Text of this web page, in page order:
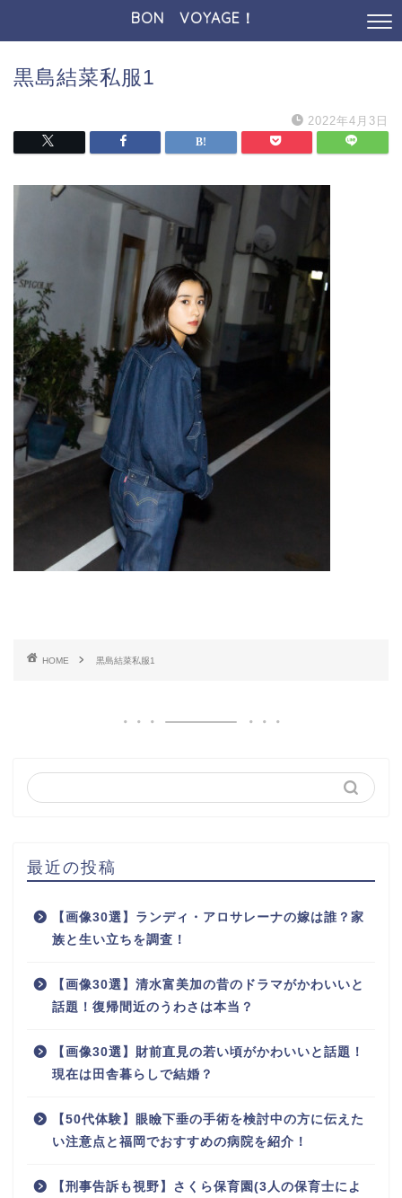
BON VOYAGE！
黒島結菜私服1
2022年4月3日
HOME 黒島結菜私服1
最近の投稿
【画像30選】ランディ・アロサレーナの嫁は誰？家
族と生い立ちを調査！
【画像30選】清水富美加の昔のドラマがかわいいと
話題！復帰間近のうわさは本当？
【画像30選】財前直見の若い頃がかわいいと話題！
現在は田舎暮らしで結婚？
【50代体験】眼瞼下垂の手術を検討中の方に伝えた
い注意点と福岡でおすすめの病院を紹介！
【刑事告訴も視野】さくら保育園(3人の保育士によ